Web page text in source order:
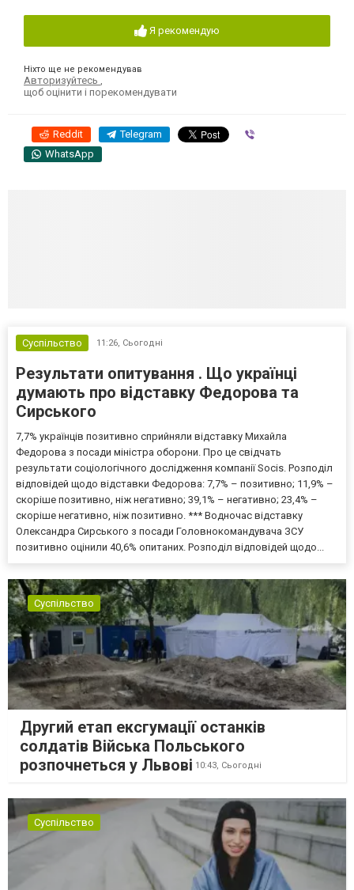
Я рекомендую
Ніхто ще не рекомендував
Авторизуйтесь ,
щоб оцінити і порекомендувати
Reddit Telegram
WhatsApp
Суспільство 11:26, Сьогодні
Результати опитування . Що українці
думають про відставку Федорова та
Сирського
7,7% українців позитивно сприйняли відставку Михайла
Федорова з посади міністра оборони. Про це свідчать
результати соціологічного дослідження компанії Socis. Розподіл
відповідей щодо відставки Федорова: 7,7% – позитивно; 11,9% –
скоріше позитивно, ніж негативно; 39,1% – негативно; 23,4% –
скоріше негативно, ніж позитивно. *** Водночас відставку
Олександра Сирського з посади Головнокомандувача ЗСУ
позитивно оцінили 40,6% опитаних. Розподіл відповідей щодо...
Суспільство
Другий етап ексгумації останків
солдатів Війська Польського
розпочнеться у Львові 10:43, Сьогодні
Суспільство